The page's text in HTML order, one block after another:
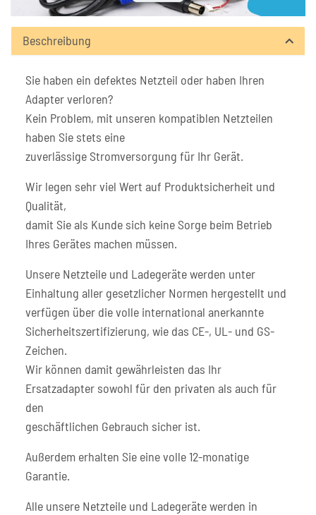
Beschreibung
Sie haben ein defektes Netzteil oder haben Ihren
Adapter verloren?
Kein Problem, mit unseren kompatiblen Netzteilen
haben Sie stets eine
zuverlässige Stromversorgung für Ihr Gerät.
Wir legen sehr viel Wert auf Produktsicherheit und
Qualität,
damit Sie als Kunde sich keine Sorge beim Betrieb
Ihres Gerätes machen müssen.
Unsere Netzteile und Ladegeräte werden unter
Einhaltung aller gesetzlicher Normen hergestellt und
verfügen über die volle international anerkannte
Sicherheitszertifizierung, wie das CE-, UL- und GS-
Zeichen.
Wir können damit gewährleisten das Ihr
Ersatzadapter sowohl für den privaten als auch für
den
geschäftlichen Gebrauch sicher ist.
Außerdem erhalten Sie eine volle 12-monatige
Garantie.
Alle unsere Netzteile und Ladegeräte werden in